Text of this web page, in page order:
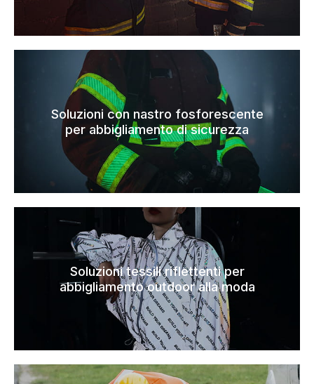
Soluzioni con nastro fosforescente
per abbigliamento di sicurezza
Soluzioni tessili riflettenti per
abbigliamento outdoor alla moda